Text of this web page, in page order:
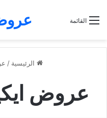
القائمة
الرئيسية /
عروض